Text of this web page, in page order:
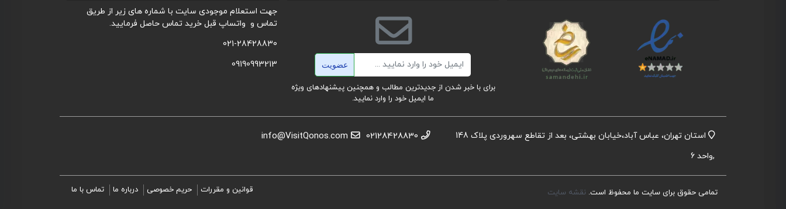
ایمیل عضویت
برای با خبر شدن از جدیدترین مطالب و همچنین پیشنهادهای ویژه
ما ایمیل خود را وارد نمایید.
جهت استعلام موجودی سایت با شماره های زیر از طریق
تماس و واتساپ قبل خرید تماس حاصل فرمایید.
021-28428830
09190993213
استان تهران، عباس آباد،خیابان بهشتی، بعد از تقاطع سهروردی پلاک 148
,واحد 6
02128428830
info@VisitQonos.com
تمامی حقوق برای سایت ما محفوظ است. نقشه سایت قوانین و مقررات حریم خصوصی درباره ما تماس با ما